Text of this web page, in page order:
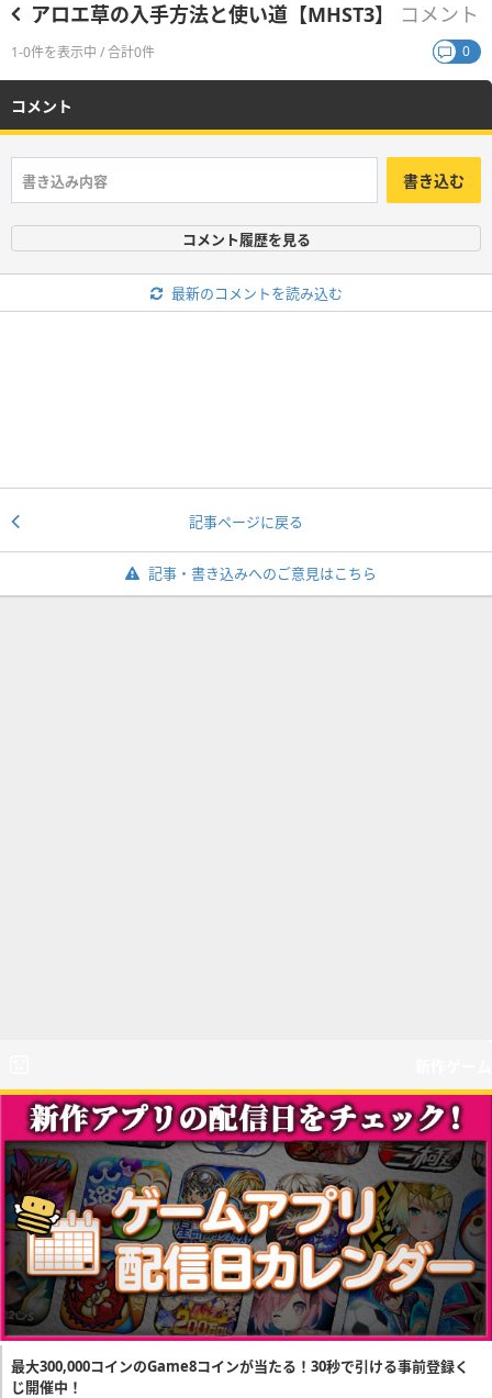
アロエ草の入手方法と使い道【MHST3】 コメント
1-0件を表示中 / 合計0件 0
コメント
書き込む
コメント履歴を見る
最新のコメントを読み込む
記事ページに戻る
記事・書き込みへのご意見はこちら
最大300,000コインのGame8コインが当たる！30秒で引ける事前登録く
じ開催中！